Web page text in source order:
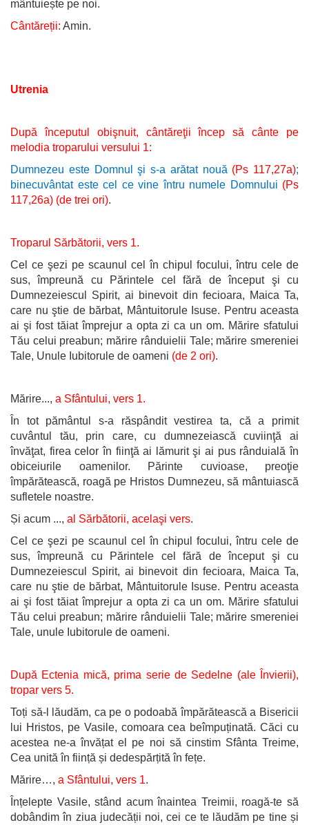
mântuiește pe noi.
Cântăreții: Amin.
Utrenia
După începutul obişnuit, cântăreţii încep să cânte pe
melodia troparului versului 1:
Dumnezeu este Domnul şi s-a arătat nouă (Ps 117,27a);
binecuvântat este cel ce vine întru numele Domnului (Ps
117,26a) (de trei ori).
Troparul Sărbătorii, vers 1.
Cel ce şezi pe scaunul cel în chipul focului, întru cele de
sus, împreună cu Părintele cel fără de început şi cu
Dumnezeiescul Spirit, ai binevoit din fecioara, Maica Ta,
care nu ştie de bărbat, Mântuitorule Isuse. Pentru aceasta
ai şi fost tăiat împrejur a opta zi ca un om. Mărire sfatului
Tău celui preabun; mărire rânduielii Tale; mărire smereniei
Tale, Unule Iubitorule de oameni (de 2 ori).
Mărire..., a Sfântului, vers 1.
În tot pământul s-a răspândit vestirea ta, că a primit
cuvântul tău, prin care, cu dumnezeiască cuviinţă ai
învăţat, firea celor în fiinţă ai lămurit şi ai pus rânduială în
obiceiurile oamenilor. Părinte cuvioase, preoţie
împărătească, roagă pe Hristos Dumnezeu, să mântuiască
sufletele noastre.
Și acum ..., al Sărbătorii, acelaşi vers.
Cel ce şezi pe scaunul cel în chipul focului, întru cele de
sus, împreună cu Părintele cel fără de început şi cu
Dumnezeiescul Spirit, ai binevoit din fecioara, Maica Ta,
care nu ştie de bărbat, Mântuitorule Isuse. Pentru aceasta
ai şi fost tăiat împrejur a opta zi ca un om. Mărire sfatului
Tău celui preabun; mărire rânduielii Tale; mărire smereniei
Tale, unule Iubitorule de oameni.
După Ectenia mică, prima serie de Sedelne (ale Învierii),
tropar vers 5.
Toți să-l lăudăm, ca pe o podoabă împărătească a Bisericii
lui Hristos, pe Vasile, comoara cea beîmpuținată. Căci cu
acestea ne-a învățat el pe noi să cinstim Sfânta Treime,
Cea unită în ființă și dedespărțită în fețe.
Mărire…, a Sfântului, vers 1.
Înțelepte Vasile, stând acum înaintea Treimii, roagă-te să
dobândim în ziua judecății noi, cei ce te lăudăm pe tine și